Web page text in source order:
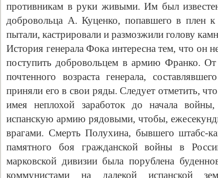
противникам в руки живыми. Им был
добровольца А. Куценко, попавшего в плен к
пытали, кастрировали и размозжили голову
История генерала Фока интересна тем, что он
поступить добровольцем в армию Франко. От
почтенного возраста генерала,
приняли его в свои ряды. Следует отметить,
имея неплохой заработок до начала
испанскую армию рядовыми, чтобы,
врагами. Смерть Полухина, бывшего штабс-
памятного боя гражданской войны в
марковской дивизии была порублена
коммунистами на далекой испанской